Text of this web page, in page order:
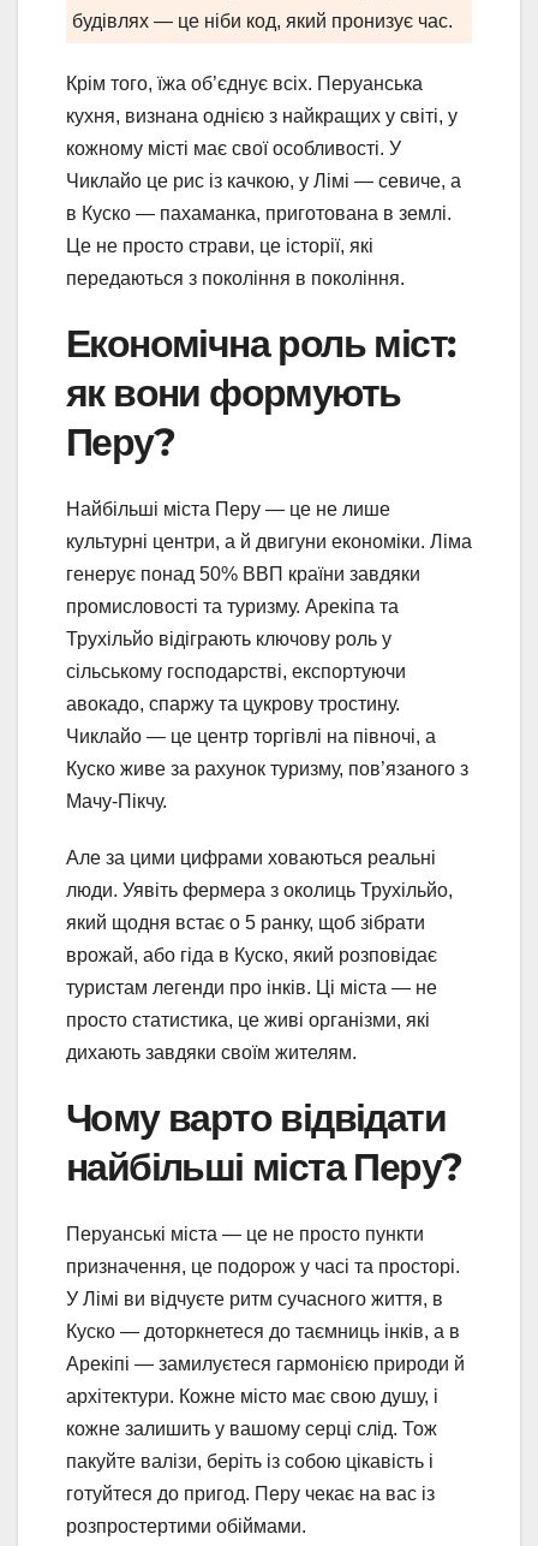
будівлях — це ніби код, який пронизує час.
Крім того, їжа об’єднує всіх. Перуанська
кухня, визнана однією з найкращих у світі, у
кожному місті має свої особливості. У
Чиклайо це рис із качкою, у Лімі — севиче, а
в Куско — пахаманка, приготована в землі.
Це не просто страви, це історії, які
передаються з покоління в покоління.
Економічна роль міст:
як вони формують
Перу?
Найбільші міста Перу — це не лише
культурні центри, а й двигуни економіки. Ліма
генерує понад 50% ВВП країни завдяки
промисловості та туризму. Арекіпа та
Трухільйо відіграють ключову роль у
сільському господарстві, експортуючи
авокадо, спаржу та цукрову тростину.
Чиклайо — це центр торгівлі на півночі, а
Куско живе за рахунок туризму, пов’язаного з
Мачу-Пікчу.
Але за цими цифрами ховаються реальні
люди. Уявіть фермера з околиць Трухільйо,
який щодня встає о 5 ранку, щоб зібрати
врожай, або гіда в Куско, який розповідає
туристам легенди про інків. Ці міста — не
просто статистика, це живі організми, які
дихають завдяки своїм жителям.
Чому варто відвідати
найбільші міста Перу?
Перуанські міста — це не просто пункти
призначення, це подорож у часі та просторі.
У Лімі ви відчуєте ритм сучасного життя, в
Куско — доторкнетеся до таємниць інків, а в
Арекіпі — замилуєтеся гармонією природи й
архітектури. Кожне місто має свою душу, і
кожне залишить у вашому серці слід. Тож
пакуйте валізи, беріть із собою цікавість і
готуйтеся до пригод. Перу чекає на вас із
розпростертими обіймами.